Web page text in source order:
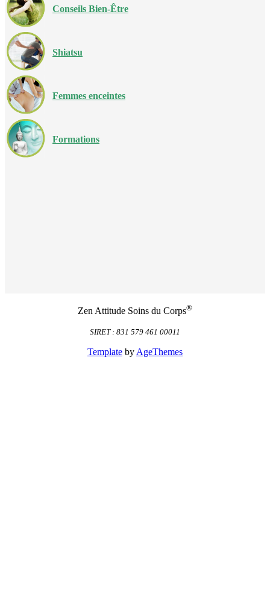
Conseils Bien-Être
Shiatsu
Femmes enceintes
Formations
Zen Attitude Soins du Corps®
SIRET : 831 579 461 00011
Template by AgeThemes